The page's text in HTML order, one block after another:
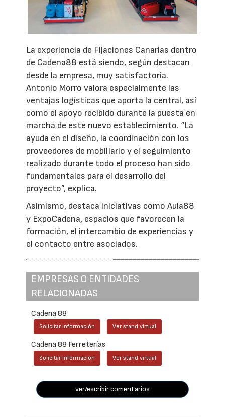
La experiencia de Fijaciones Canarias dentro
de Cadena88 está siendo, según destacan
desde la empresa, muy satisfactoria.
Antonio Morro valora especialmente las
ventajas logísticas que aporta la central, así
como el apoyo recibido durante la puesta en
marcha de este nuevo establecimiento. “La
ayuda en el diseño, la coordinación con los
proveedores de mobiliario y el seguimiento
realizado durante todo el proceso han sido
fundamentales para el desarrollo del
proyecto”, explica.
Asimismo, destaca iniciativas como Aula88
y ExpoCadena, espacios que favorecen la
formación, el intercambio de experiencias y
el contacto entre asociados.
EMPRESAS O ENTIDADES
RELACIONADAS
Cadena 88
Solicitar información Ver stand virtual
Cadena 88 Ferreterías
Solicitar información Ver stand virtual
ver/escribir comentarios